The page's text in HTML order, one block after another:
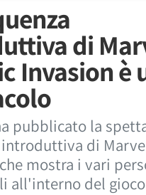
di
Invasion è
pubblicato la
introduttiva di
mostra i vari
all'interno del